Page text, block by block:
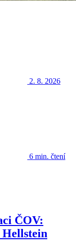
2. 8. 2026
6 min. čtení
ČOV: